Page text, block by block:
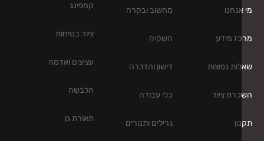
מידע
נפוצות
ציוד
מחשוב ובקרה
השקיה
דישון והדברה
כלי עבודה
גרילים ותנורים
קמפינג
ציוד בטיחות
עציצים ואדמה
הלבשה
תאורת גן